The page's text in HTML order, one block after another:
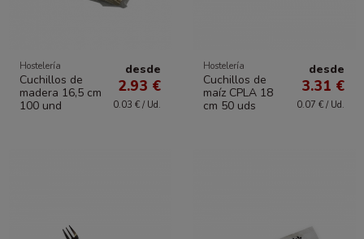
Hostelería
Cuchillos de
madera 16,5 cm
100 und
desde
2.93 €
0.03 € / Ud.
Hostelería
Cuchillos de
maíz CPLA 18
cm 50 uds
desde
3.31 €
0.07 € / Ud.